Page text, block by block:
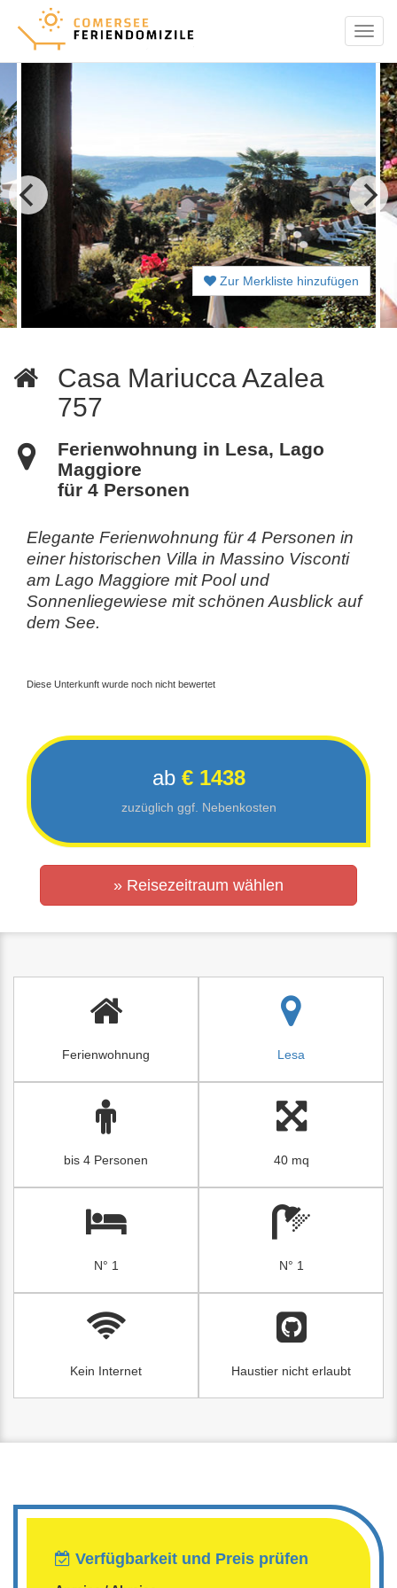
Menu
Zur Merkliste hinzufügen
Casa Mariucca Azalea
757
Ferienwohnung in Lesa, Lago
Maggiore
für 4 Personen
Elegante Ferienwohnung für 4 Personen in
einer historischen Villa in Massino Visconti
am Lago Maggiore mit Pool und
Sonnenliegewiese mit schönen Ausblick auf
dem See.
Diese Unterkunft wurde noch nicht bewertet
ab € 1438
zuzüglich ggf. Nebenkosten
» Reisezeitraum wählen
Ferienwohnung Lesa
bis 4 Personen 40 mq
N° 1 N° 1
Kein Internet Haustier nicht erlaubt
Verfügbarkeit und Preis prüfen